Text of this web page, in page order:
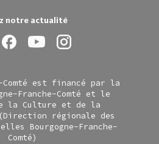
notre actualité
Comté est financé par la
Franche-Comté et le
la Culture et de la
(Direction régionale des
Bourgogne-Franche-
Comté)